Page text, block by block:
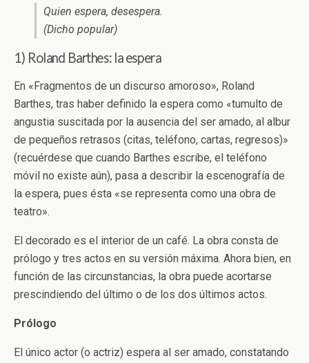
Quien espera, desespera.
(Dicho popular)
1) Roland Barthes: la espera
En «Fragmentos de un discurso amoroso», Roland
Barthes, tras haber definido la espera como «tumulto de
angustia suscitada por la ausencia del ser amado, al albur
de pequeños retrasos (citas, teléfono, cartas, regresos)»
(recuérdese que cuando Barthes escribe, el teléfono
móvil no existe aún), pasa a describir la escenografía de
la espera, pues ésta «se representa como una obra de
teatro».
El decorado es el interior de un café. La obra consta de
prólogo y tres actos en su versión máxima. Ahora bien, en
función de las circunstancias, la obra puede acortarse
prescindiendo del último o de los dos últimos actos.
Prólogo
El único actor (o actriz) espera al ser amado, constatando